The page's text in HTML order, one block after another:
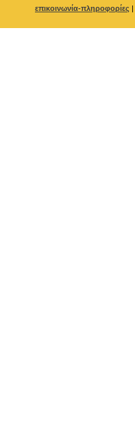
επικοινωνία-πληροφορίες |